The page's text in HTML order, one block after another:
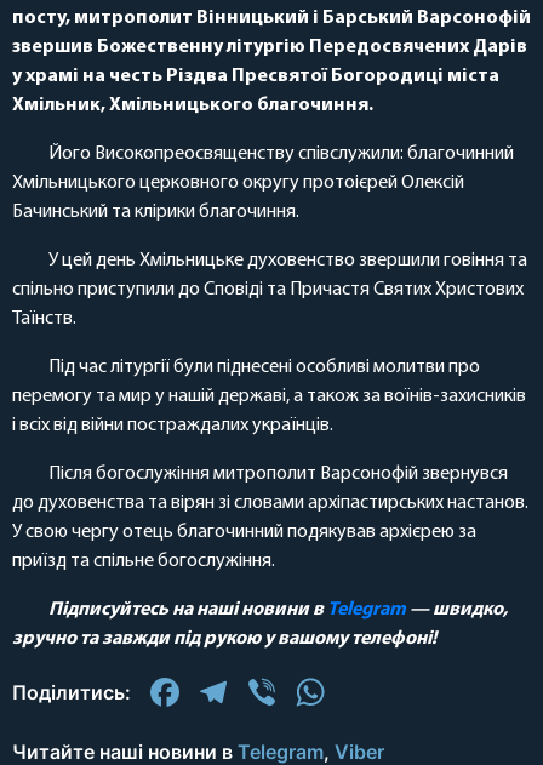
посту, митрополит Вінницький і Барський Варсонофій
звершив Божественну літургію Передосвячених Дарів
у храмі на честь Різдва Пресвятої Богородиці міста
Хмільник, Хмільницького благочиння.
Його Високопреосвященству співслужили: благочинний
Хмільницького церковного округу протоієрей Олексій
Бачинський та клірики благочиння.
У цей день Хмільницьке духовенство звершили говіння та
спільно приступили до Сповіді та Причастя Святих Христових
Таїнств.
Під час літургії були піднесені особливі молитви про
перемогу та мир у нашій державі, а також за воїнів-захисників
і всіх від війни постраждалих українців.
Після богослужіння митрополит Варсонофій звернувся
до духовенства та вірян зі словами архіпастирських настанов.
У свою чергу отець благочинний подякував архієрею за
приїзд та спільне богослужіння.
Підписуйтесь на наші новини в Telegram — швидко,
зручно та завжди під рукою у вашому телефоні!
Поділитись: Facebook
Telegram
Viber
Читайте наші новини в Telegram, Viber